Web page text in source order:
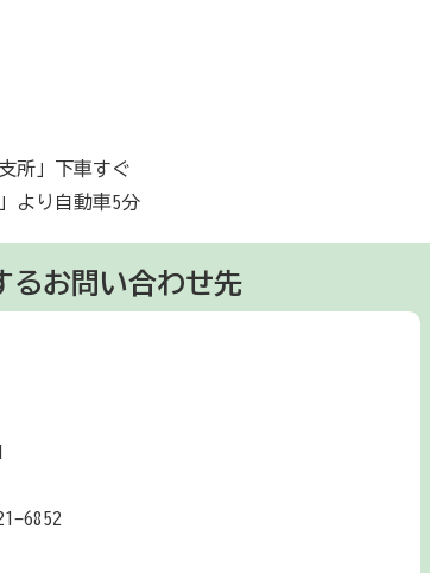
所」下車すぐ
より自動車5分
るお問い合わせ先
6852